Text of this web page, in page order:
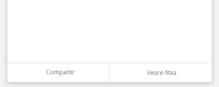
Compartir Veure fitxa